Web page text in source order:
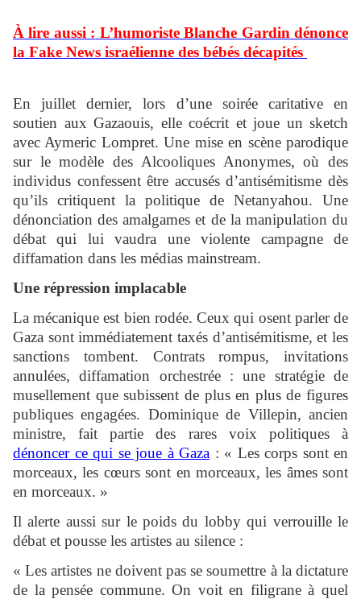
À lire aussi : L’humoriste Blanche Gardin dénonce
la Fake News israélienne des bébés décapités
En juillet dernier, lors d’une soirée caritative en
soutien aux Gazaouis, elle coécrit et joue un sketch
avec Aymeric Lompret. Une mise en scène parodique
sur le modèle des Alcooliques Anonymes, où des
individus confessent être accusés d’antisémitisme dès
qu’ils critiquent la politique de Netanyahou. Une
dénonciation des amalgames et de la manipulation du
débat qui lui vaudra une violente campagne de
diffamation dans les médias mainstream.
Une répression implacable
La mécanique est bien rodée. Ceux qui osent parler de
Gaza sont immédiatement taxés d’antisémitisme, et les
sanctions tombent. Contrats rompus, invitations
annulées, diffamation orchestrée : une stratégie de
musellement que subissent de plus en plus de figures
publiques engagées. Dominique de Villepin, ancien
ministre, fait partie des rares voix politiques à
dénoncer ce qui se joue à Gaza : « Les corps sont en
morceaux, les cœurs sont en morceaux, les âmes sont
en morceaux. »
Il alerte aussi sur le poids du lobby qui verrouille le
débat et pousse les artistes au silence :
« Les artistes ne doivent pas se soumettre à la dictature
de la pensée commune. On voit en filigrane à quel